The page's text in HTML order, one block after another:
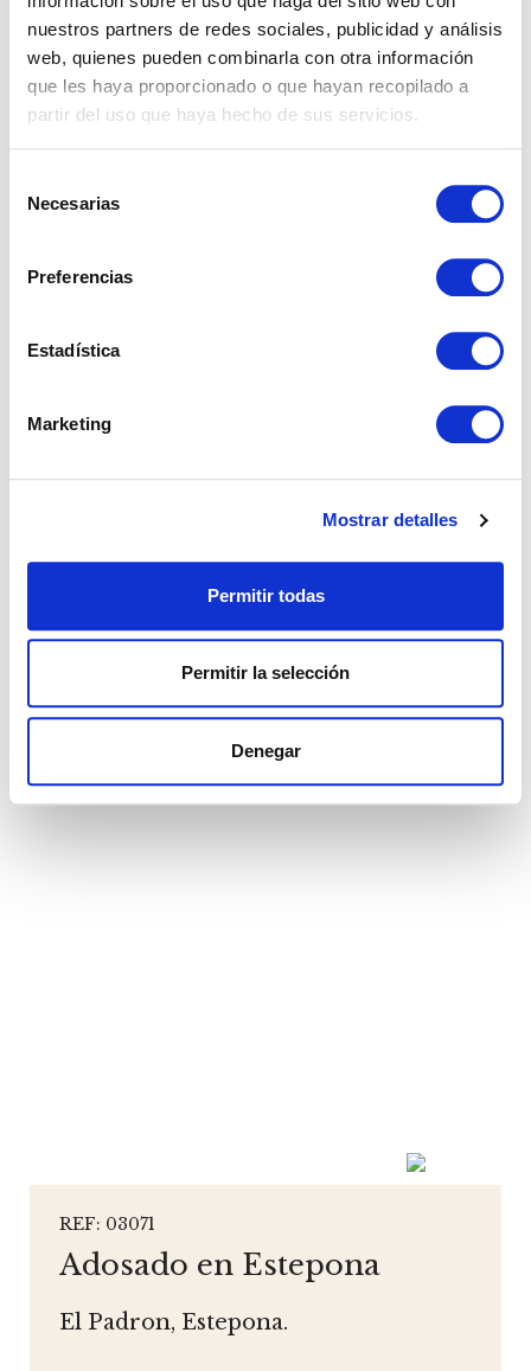
nuestros partners de redes sociales, publicidad y análisis
web, quienes pueden combinarla con otra información
que les haya proporcionado o que hayan recopilado a
partir del uso que haya hecho de sus servicios.
Necesarias
Preferencias
Estadística
Marketing
Mostrar detalles
Permitir todas
Permitir la selección
Denegar
2 2 87.57 m² € 425.000
ver más
REF: 03071
Adosado en Estepona
El Padron, Estepona.